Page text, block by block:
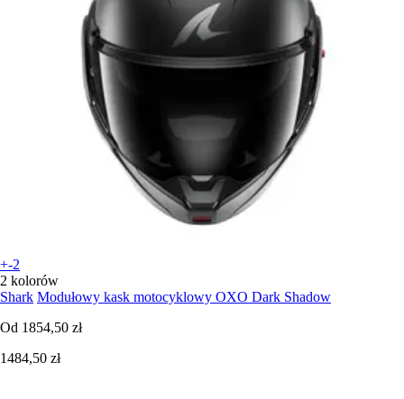
+-2
2 kolorów
Shark Modułowy kask motocyklowy OXO Dark Shadow
Od 1854,50 zł
1484,50 zł